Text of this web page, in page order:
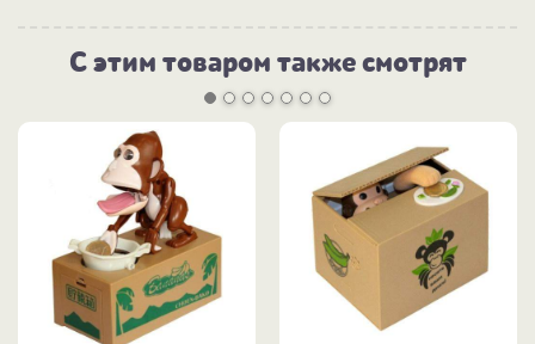
С этим товаром также смотрят